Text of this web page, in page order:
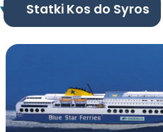
Statki Kos do Syros